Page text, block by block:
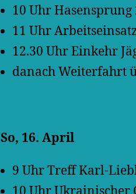
10 Uhr
11 Uhr
12.30 Uhr Einkehr
danach Weiterfahrt
So, 16. April
9 Uhr Treff Karl-